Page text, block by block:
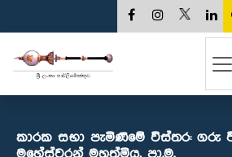
කාරක සභා පැමිණීමේ විස්තර: ගරු
මහේස්වරන් මහත්මිය, පා.ම.